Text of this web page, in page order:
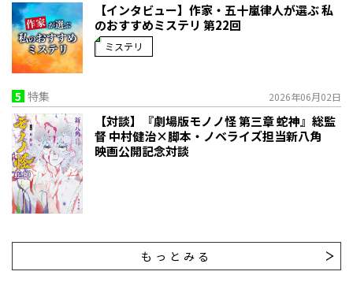
【インタビュー】作家・五十嵐律人が選ぶ 私
のおすすめミステリ 第22回
ミステリ
5 特集 2026年06月02日
【対談】『劇場版モノノ怪 第三章 蛇神』総監
督 中村健治×脚本・ノベライズ担当新八角
映画公開記念対談
もっとみる